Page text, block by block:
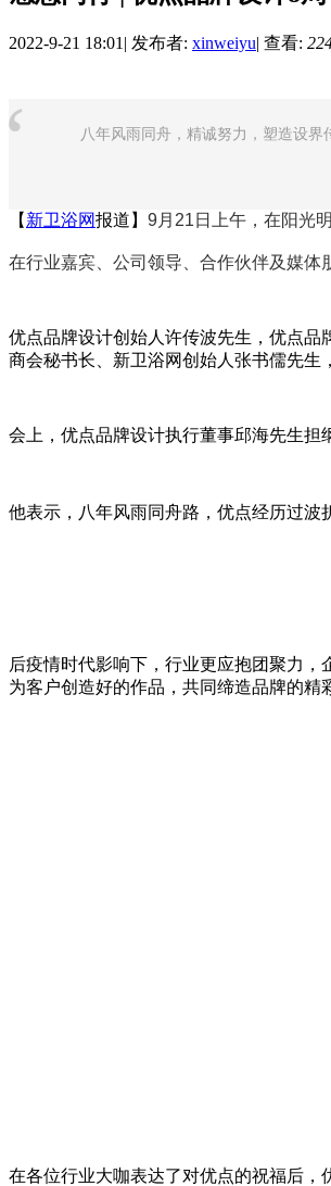
2022-9-21 18:01 | 发布者: xinweiyu| 查看:
八年风雨同舟，精诚努力，塑造设界
【 新卫浴网报道】 9月 21 日上午，在阳光
在行业嘉宾、公司领导、合作伙伴及媒体
优点品牌设计创始人许传波先生，优点
商会秘书长、新卫浴网创始人张书儒先生
会上，优点品牌设计执行董事邱海先生担
他表示，八年风雨同舟路，优点经历过波
后疫情时代影响下，行业更应抱团聚力
为客户创造好的作品，共同缔造品牌的精
在各位行业大咖表达了对优点的祝福后，